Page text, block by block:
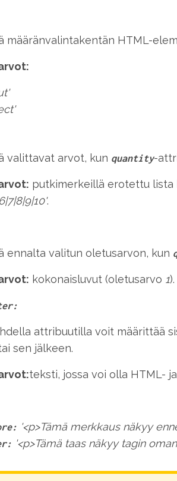
määränvalintakentän HTML-
valittavat arvot, kun quantity-
putkimerkeillä erotettu lista
.
ennalta valitun oletusarvon, kun
kokonaisluvut (oletusarvo 1).
attribuutilla voit määrittää
sen jälkeen.
teksti, jossa voi olla HTML-
'<p>Tämä merkkaus näkyy
'<p>Tämä taas näkyy tagin